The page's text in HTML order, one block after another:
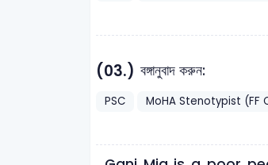
(03.) বঙ্গানুবাদ করুন:
PSC MoHA Stenotypist (FF